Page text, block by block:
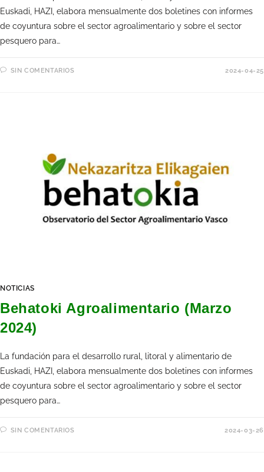
Euskadi, HAZI, elabora mensualmente dos boletines con informes
de coyuntura sobre el sector agroalimentario y sobre el sector
pesquero para…
SIN COMENTARIOS 2024-04-25
NOTICIAS
Behatoki Agroalimentario (Marzo
2024)
La fundación para el desarrollo rural, litoral y alimentario de
Euskadi, HAZI, elabora mensualmente dos boletines con informes
de coyuntura sobre el sector agroalimentario y sobre el sector
pesquero para…
SIN COMENTARIOS 2024-03-26